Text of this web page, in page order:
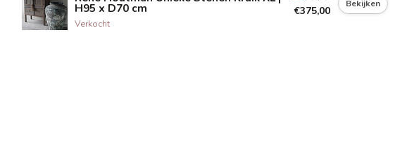
H95 x D70 cm
Verkocht
€375,00
Bekijken